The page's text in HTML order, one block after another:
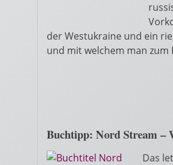
der Westukraine und ein
und mit welchem man
Buchtipp: Nord Stream –
Das